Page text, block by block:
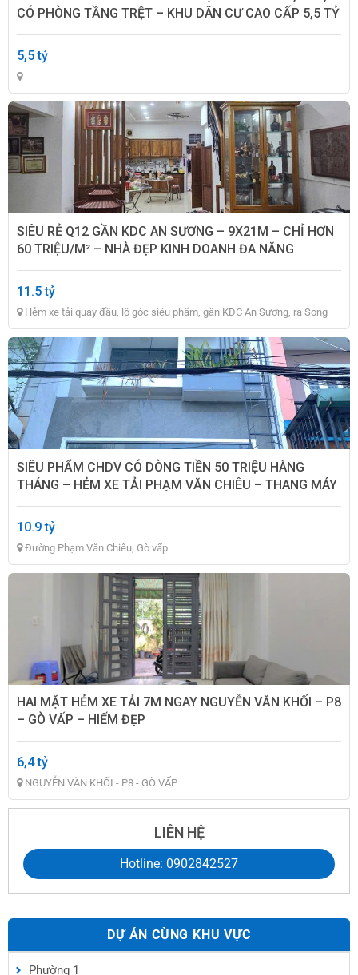
CÓ PHÒNG TẦNG TRỆT – KHU DÂN CƯ CAO CẤP 5,5 TỶ
5,5 tỷ
SIÊU RẺ Q12 GẦN KDC AN SƯƠNG – 9X21M – CHỈ HƠN
60 TRIỆU/M² – NHÀ ĐẸP KINH DOANH ĐA NĂNG
11.5 tỷ
Hẻm xe tải quay đầu, lô góc siêu phẩm, gần KDC An Sương, ra Song
Hành
SIÊU PHẨM CHDV CÓ DÒNG TIỀN 50 TRIỆU HÀNG
THÁNG – HẺM XE TẢI PHẠM VĂN CHIÊU – THANG MÁY
10.9 tỷ
Đường Phạm Văn Chiêu, Gò vấp
HAI MẶT HẺM XE TẢI 7M NGAY NGUYỄN VĂN KHỐI – P8
– GÒ VẤP – HIẾM ĐẸP
6,4 tỷ
NGUYỄN VĂN KHỐI - P8 - GÒ VẤP
LIÊN HỆ
Hotline: 0902842527
DỰ ÁN CÙNG KHU VỰC
Phường 1